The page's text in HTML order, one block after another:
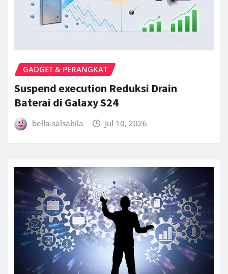
GADGET & PERANGKAT
Suspend execution Reduksi Drain
Baterai di Galaxy S24
bella.salsabila Jul 10, 2026